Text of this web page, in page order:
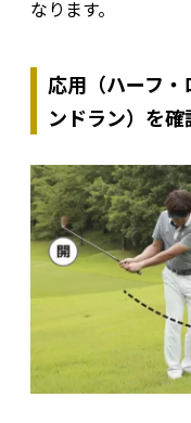
なります。
応用（ハーフ
ンドラン）を確